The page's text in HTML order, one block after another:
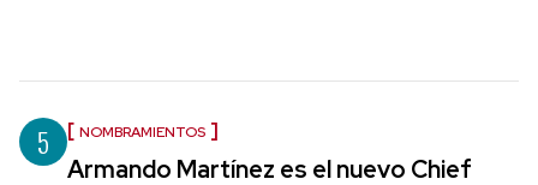
5 NOMBRAMIENTOS
Armando Martínez es el nuevo Chief